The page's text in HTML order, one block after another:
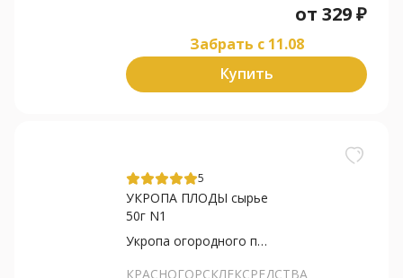
от 329₽
Забрать c 11.08
Купить
5
УКРОПА ПЛОДЫ сырье
50г N1
Укропа огородного плоды
КРАСНОГОРСКЛЕКСРЕДСТВА